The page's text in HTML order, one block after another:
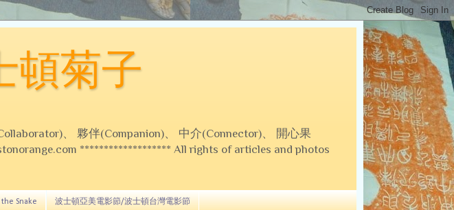
頓菊子
、 夥伴(Companion)、 中介(Connector)、 開心果
******************* All rights of articles and photos
Snake 波士頓亞美電影節/波士頓台灣電影節